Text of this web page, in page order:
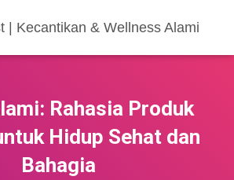
| Kecantikan & Wellness Alami
Rahasia Produk
Hidup Sehat dan
Bahagia